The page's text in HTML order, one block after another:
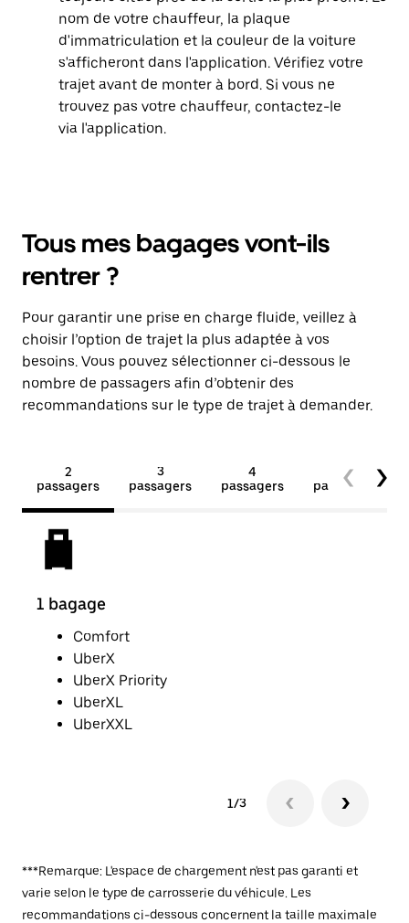
nom de votre chauffeur, la plaque
d'immatriculation et la couleur de la voiture
s'afficheront dans l'application. Vérifiez votre
trajet avant de monter à bord. Si vous ne
trouvez pas votre chauffeur, contactez-le
via l'application.
Tous mes bagages vont-ils
rentrer ?
Pour garantir une prise en charge fluide, veillez à
choisir l’option de trajet la plus adaptée à vos
besoins. Vous pouvez sélectionner ci-dessous le
nombre de passagers afin d’obtenir des
recommandations sur le type de trajet à demander.
2
passagers
3
passagers
4
passagers
5+
passagers
1 bagage
Comfort
UberX
UberX Priority
UberXL
UberXXL
1/3
***Remarque: L'espace de chargement n'est pas garanti et
varie selon le type de carrosserie du véhicule. Les
recommandations ci-dessous concernent la taille maximale